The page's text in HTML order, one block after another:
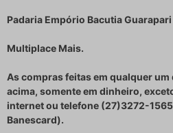
Padaria Empório Bacutia Guarapari
Multiplace Mais.
As compras feitas em qualquer
acima, somente em dinheiro,
internet ou telefone (27)3272-
Banescard).